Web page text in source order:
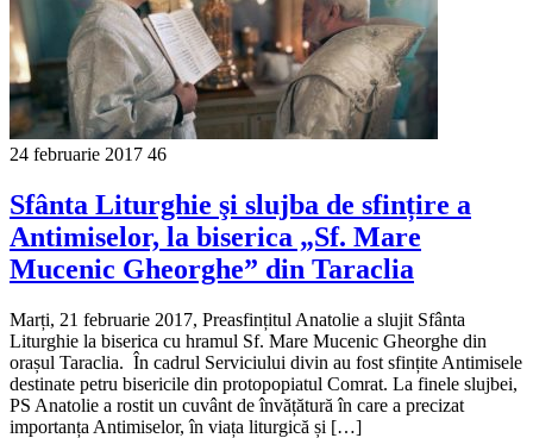
24 februarie 2017 46
Sfânta Liturghie şi slujba de sfințire a
Antimiselor, la biserica „Sf. Mare
Mucenic Gheorghe” din Taraclia
Marți, 21 februarie 2017, Preasfințitul Anatolie a slujit Sfânta
Liturghie la biserica cu hramul Sf. Mare Mucenic Gheorghe din
orașul Taraclia. În cadrul Serviciului divin au fost sfințite Antimisele
destinate petru bisericile din protopopiatul Comrat. La finele slujbei,
PS Anatolie a rostit un cuvânt de învățătură în care a precizat
importanța Antimiselor, în viața liturgică și […]